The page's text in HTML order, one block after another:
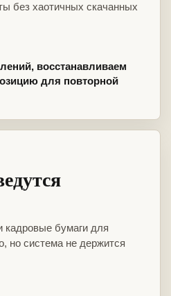
без хаотичных скачанных
восстанавливаем
для повторной
бумаги для
но система не держится